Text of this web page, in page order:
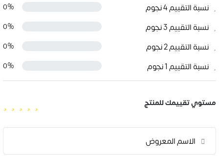
نسبة التقييم 4 نجوم 0%
نسبة التقييم 3 نجوم 0%
نسبة التقييم 2 نجوم 0%
نسبة التقييم 1 نجوم 0%
مستوي تقييمك للمنتج